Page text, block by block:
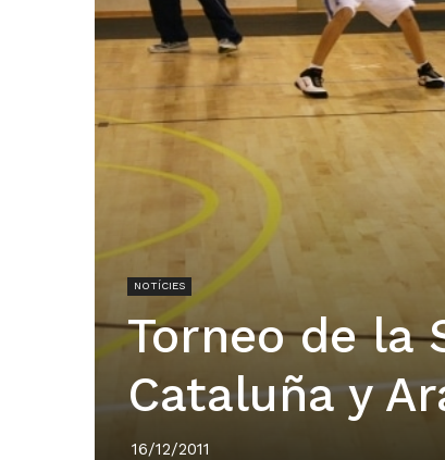
NOTÍCIES
Torneo de la
Cataluña y
16/12/2011